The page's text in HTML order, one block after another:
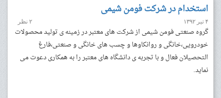
استخدام در شرکت فومن شیمی
۴ تیر ۱۳۹۲ ۲ نظر
گروه صنعتی فومن شیمی از شرکت های معتبر در زمینه ی تولید محصولات
خودرویی،خانگی و روانکاوها و چسب های خانگی و صنعتی،فارغ
التحصیلان فعال و با تجربه ی دانشگاه های معتبر را به همکاری دعوت می
نماید.